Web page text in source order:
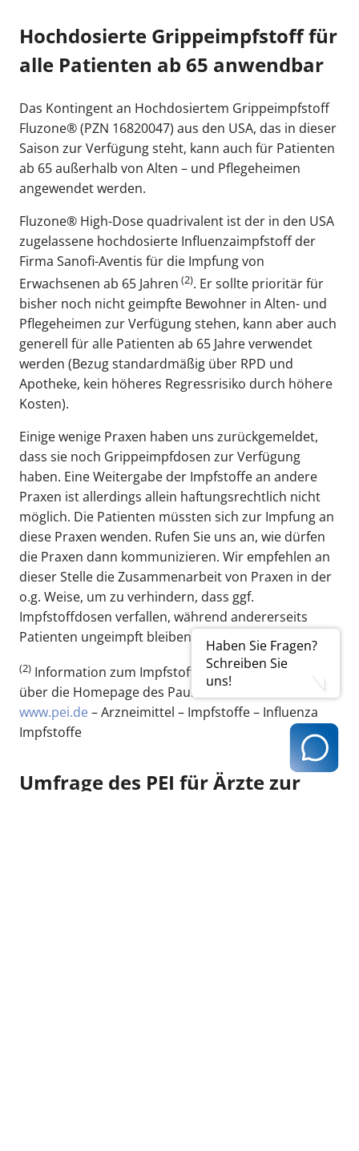
Haben Sie Fragen?
Schreiben Sie
uns!
Hochdosierte Grippeimpfstoff für
alle Patienten ab 65 anwendbar
Das Kontingent an Hochdosiertem Grippeimpfstoff
Fluzone® (PZN 16820047) aus den USA, das in dieser
Saison zur Verfügung steht, kann auch für Patienten
ab 65 außerhalb von Alten – und Pflegeheimen
angewendet werden.
Fluzone® High-Dose quadrivalent ist der in den USA
zugelassene hochdosierte Influenzaimpfstoff der
Firma Sanofi-Aventis für die Impfung von
Erwachsenen ab 65 Jahren (2). Er sollte prioritär für
bisher noch nicht geimpfte Bewohner in Alten- und
Pflegeheimen zur Verfügung stehen, kann aber auch
generell für alle Patienten ab 65 Jahre verwendet
werden (Bezug standardmäßig über RPD und
Apotheke, kein höheres Regressrisiko durch höhere
Kosten).
Einige wenige Praxen haben uns zurückgemeldet,
dass sie noch Grippeimpfdosen zur Verfügung
haben. Eine Weitergabe der Impfstoffe an andere
Praxen ist allerdings allein haftungsrechtlich nicht
möglich. Die Patienten müssten sich zur Impfung an
diese Praxen wenden. Rufen Sie uns an, wie dürfen
die Praxen dann kommunizieren. Wir empfehlen an
dieser Stelle die Zusammenarbeit von Praxen in der
o.g. Weise, um zu verhindern, dass ggf.
Impfstoffdosen verfallen, während andererseits
Patienten ungeimpft bleiben müssen.
(2) Information zum Impfstoff Fluzone erhalten Sie
über die Homepage des Paul- Ehrlich- Instituts:
www.pei.de– Arzneimittel – Impfstoffe – Influenza
Impfstoffe
Umfrage des PEI für Ärzte zur